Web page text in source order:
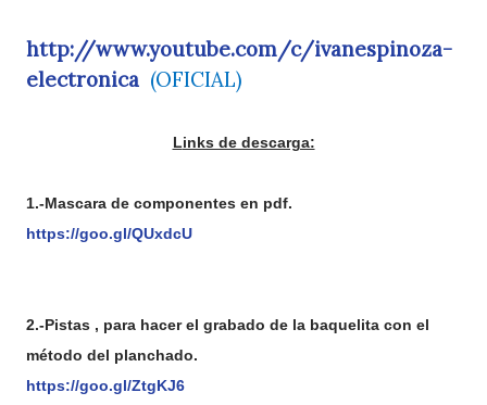
http://www.youtube.com/c/ivanespinoza-
electronica (OFICIAL)
Links de descarga:
1.-Mascara de componentes en pdf.
https://goo.gl/QUxdcU
2.-Pistas , para hacer el grabado de la baquelita con el
método del planchado.
https://goo.gl/ZtgKJ6